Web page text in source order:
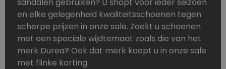
en elke gelegenheid kwaliteitsschoenen tegen
scherpe prijzen in onze sale. Zoekt u schoenen
met een speciale wijdtemaat zoals die van het
merk Durea? Ook dat merk koopt u in onze sale
met flinke korting.